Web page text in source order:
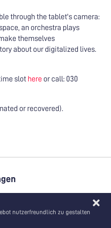
nutzerfreundlich zu gestalten
through the tablet's camera:
an orchestra plays
themselves
about our digitalized lives.
slot here or call: 030
or recovered).